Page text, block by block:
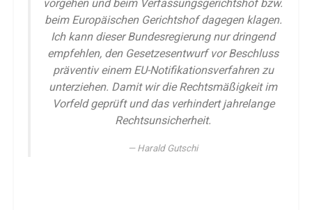
vorgehen und beim Verfassungsgerichtshof bzw.
beim Europäischen Gerichtshof dagegen klagen.
Ich kann dieser Bundesregierung nur dringend
empfehlen, den Gesetzesentwurf vor Beschluss
präventiv einem EU-Notifikationsverfahren zu
unterziehen. Damit wir die Rechtsmäßigkeit im
Vorfeld geprüft und das verhindert jahrelange
Rechtsunsicherheit.
Harald Gutschi